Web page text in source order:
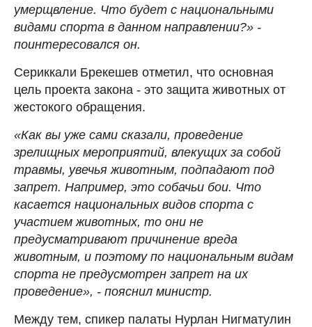
умерщвление. Что будет с национальными
видами спорта в данном направлении?» -
поинтересовался он.
Сериккали Брекешев отметил, что основная
цель проекта закона - это защита животных от
жестокого обращения.
«Как вы уже сами сказали, проведение
зрелищных мероприятий, влекущих за собой
травмы, увечья животным, подпадают под
запрет. Например, это собачьи бои. Что
касается национальных видов спорта с
участием животных, то они не
предусматривают причинение вреда
животным, и поэтому по национальным видам
спорта не предусмотрен запрет на их
проведение», - пояснил министр.
Между тем, спикер палаты Нурлан Нигматулин